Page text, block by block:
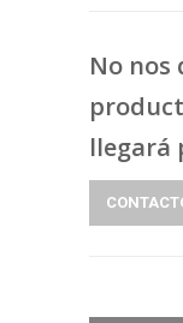
No nos
llegará